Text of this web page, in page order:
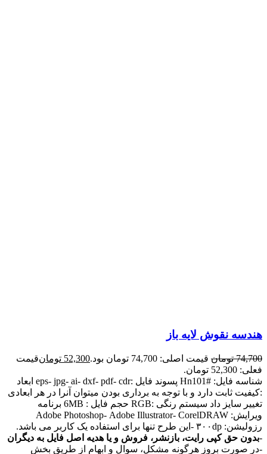
هندسه نقوش لایه باز
74,700 تومان قیمت اصلی: 74,700 تومان بود. 52,300 تومانقیمت
فعلی: 52,300 تومان.
شناسه فایل: #Hn101 پسوند فایل :eps- jpg- ai- dxf- pdf- cdr ابعاد
:کیفیت ثابت دارد و با توجه به برداری بودن میتوان آنرا در هر ابعادی
تغییر سایز داد سیستم رنگی :RGB حجم فایل : 6MB برنامه
ویرایش: Adobe Photoshop- Adobe Illustrator- CorelDRAW
رزولیشن: ۳۰۰dp -این طرح تنها برای استفاده یک کاربر می باشد.
-بدون حق کپی رایت، بازنشر، فروش و یا هدیه اصل فایل به دیگران
-در صورت بروز هرگونه مشکل، سوال و ابهام از طریق بخش